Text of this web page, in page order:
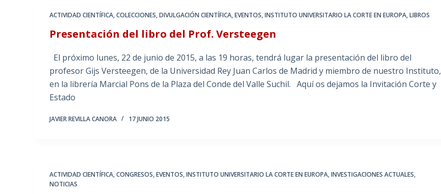
ACTIVIDAD CIENTÍFICA,COLECCIONES,DIVULGACIÓN CIENTÍFICA,EVENTOS,INSTITUTO UNIVERSITARIO LA CORTE EN EUROPA,LIBROS
Presentación del libro del Prof. Versteegen
El próximo lunes, 22 de junio de 2015, a las 19 horas, tendrá lugar la presentación del libro del
profesor Gijs Versteegen, de la Universidad Rey Juan Carlos de Madrid y miembro de nuestro Instituto,
en la librería Marcial Pons de la Plaza del Conde del Valle Suchil. Aquí os dejamos la Invitación Corte y
Estado
JAVIER REVILLA CANORA 17 JUNIO 2015
ACTIVIDAD CIENTÍFICA,CONGRESOS,EVENTOS,INSTITUTO UNIVERSITARIO LA CORTE EN EUROPA,INVESTIGACIONES ACTUALES,
NOTICIAS